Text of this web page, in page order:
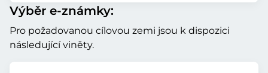
Výběr e-známky:
Pro požadovanou cílovou zemi jsou k dispozici
následující viněty.